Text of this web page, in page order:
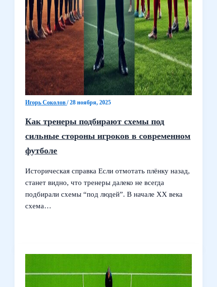
Игорь Соколов/28 ноября, 2025
Как тренеры подбирают схемы под
сильные стороны игроков в современном
футболе
Историческая справка Если отмотать плёнку назад,
станет видно, что тренеры далеко не всегда
подбирали схемы “под людей”. В начале XX века
схема…